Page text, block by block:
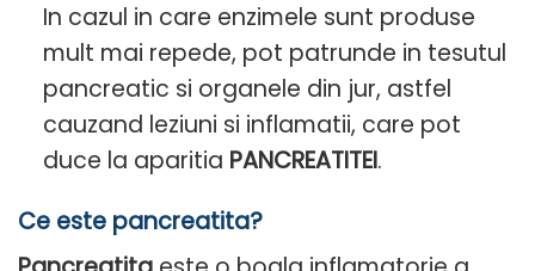
In cazul in care enzimele sunt produse
mult mai repede, pot patrunde in tesutul
pancreatic si organele din jur, astfel
cauzand leziuni si inflamatii, care pot
duce la aparitia PANCREATITEI.
Ce este pancreatita?